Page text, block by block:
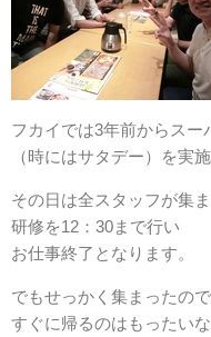
フカイでは3年前からスー
（時にはサタデー）を実
その日は全スタッフが集ま
研修を12：30まで行い
お仕事終了となります。
でもせっかく集まったので
すぐに帰るのはもったい